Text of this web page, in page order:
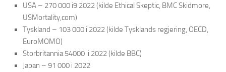
USA – 270 000 i9 2022 (kilde Ethical Skeptic, BMC Skidmore,
USMortality,com)
Tyskland – 103 000 i 2022 (kilde Tysklands regjering, OECD,
EuroMOMO)
Storbritannia 54000 i 2022 (kilde BBC)
Japan – 91 000 i 2022